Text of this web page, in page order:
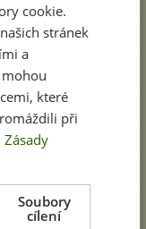
cookie.
stránek
a
které
při
Zásady
Soubory
cílení